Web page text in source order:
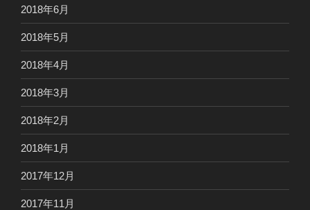
2018年6月
2018年5月
2018年4月
2018年3月
2018年2月
2018年1月
2017年12月
2017年11月